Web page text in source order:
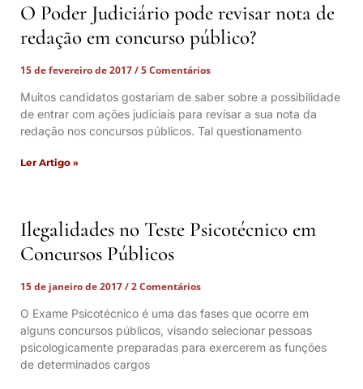
O Poder Judiciário pode revisar nota de
redação em concurso público?
15 de fevereiro de 2017
5 Comentários
Muitos candidatos gostariam de saber sobre a possibilidade
de entrar com ações judiciais para revisar a sua nota da
redação nos concursos públicos. Tal questionamento
Ler Artigo »
Ilegalidades no Teste Psicotécnico em
Concursos Públicos
15 de janeiro de 2017
2 Comentários
O Exame Psicotécnico é uma das fases que ocorre em
alguns concursos públicos, visando selecionar pessoas
psicologicamente preparadas para exercerem as funções
de determinados cargos